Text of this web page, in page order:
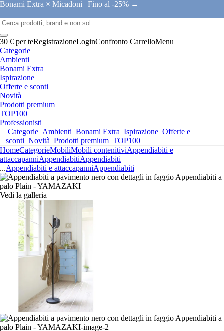
Bonami Extra × Micadoni | Fino al -25% →
30 € per teRegistrazioneLoginConfronto CarrelloMenu
Categorie
Ambienti
Bonami Extra
Ispirazione
Offerte e sconti
Novità
Prodotti premium
TOP100
Professionisti
Categorie Ambienti Bonami Extra Ispirazione Offerte e
sconti Novità Prodotti premium TOP100
HomeCategorieMobiliMobili contenitiviAppendiabiti e
attaccapanniAppendiabitiAppendiabiti
...Appendiabiti e attaccapanniAppendiabiti
Vedi la galleria